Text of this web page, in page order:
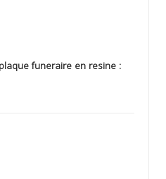
funeraire en resine :